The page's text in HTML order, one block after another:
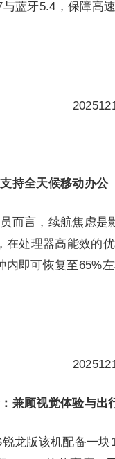
蓝牙5.4，保障高
持全天候移动办公
而言，续航焦虑
在处理器高能效的
内即可恢复至65%
兼顾视觉体验与出
龙版该机配备一